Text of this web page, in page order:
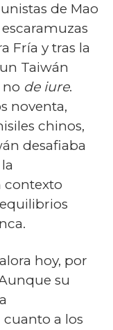
de Mao
Fría y tras la
Taiwán
de iure.
noventa,
chinos,
desafiaba
contexto
hoy, por
su
a los